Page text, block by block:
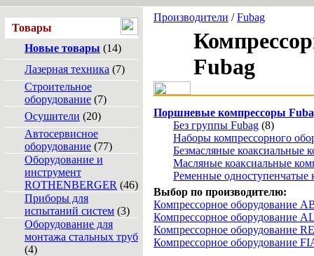
Товары
Новые товары (14)
Лазерная техника (7)
Строительное
оборудование (7)
Осушители (20)
Автосервисное
оборудование (77)
Оборудование и
инструмент
ROTHENBERGER (46)
Приборы для
испытаний систем (3)
Оборудование для
монтажа стальных труб
(4)
Производители /Fubag
Fubag
Поршневые компрессоры
Без группы Fubag (8)
Наборы компрессорного
Безмасляные коаксиальные
Масляные коаксиальные
Ременные одноступенчатые
Выбор по производителю:
Компрессорное оборудование
Компрессорное оборудование
Компрессорное оборудование
Компрессорное оборудование